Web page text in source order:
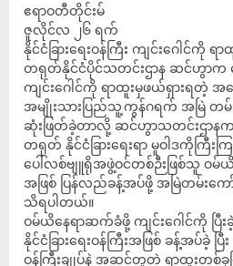
ဧရာဝတီတိုင်းမ်
ဇူလိုင်လ ၂၆ ရက်
နိုင်ငံခြားရေးဝန်ကြီး ကျင်းဂေါင်ကို
တရုတ်နိုင်ငံပိုင်သတင်းဌာန ဆင်ဟွာက
ကျင်းဂေါင်ကို ရာထူးမှဖယ်ရှားရတဲ့ အက
အမျိုးသားပြည်သူ့ကွန်ဂရက် အမြဲ
ဆုံးဖြတ်ခဲ့တာလို့ ဆင်ဟွာသတင်းဌာနက
တရုတ် နိုင်ငံခြားရေးရာ မူဝါဒကိုကြီး
ပေါ်လစ်ဗျူရိုအဖွဲ့ဝင်တစ်ဉီးဖြစ်သူ ဝမ်ယိ
အဖြစ် ပြန်လည်ခန့်အပ်ဖို့ အမြဲတမ်း
သိရပါတယ်။
ဝမ်ယိနေရာဆက်ခံဖို့ ကျင်းဂေါင်ကို ပ
နိုင်ငံခြားရေးဝန်ကြီးအဖြစ် ခန့်အပ်ခဲ့
ဝန်ကြီးချုပ်နဲ့ အဆင့်တူတဲ့ ရာထူးတစ်ခု